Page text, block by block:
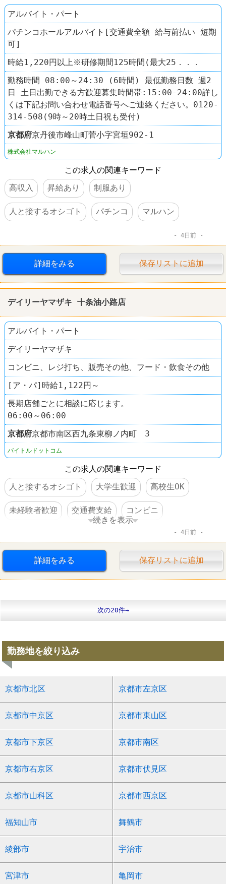
アルバイト・パート
パチンコホールアルバイト[交通費全額 給与前払い 短期
可]
時給1,220円以上※研修期間125時間(最大25．．．
勤務時間 08:00～24:30 (6時間) 最低勤務日数 週2
日 土日出勤できる方歓迎募集時間帯:15:00-24:00詳し
くは下記お問い合わせ電話番号へご連絡ください。0120-
314-508(9時～20時土日祝も受付)
京都府京丹後市峰山町菅小字宮垣902-1
株式会社マルハン
この求人の関連キーワード
高収入
昇給あり 制服あり
人と接するオシゴト パチンコ マルハン
4日前
詳細をみる 保存リストに追加
デイリーヤマザキ 十条油小路店
アルバイト・パート
デイリーヤマザキ
コンビニ、レジ打ち、販売その他、フード・飲食その他
[ア・パ]時給1,122円～
長期店舗ごとに相談に応じます。
06:00～06:00
京都府京都市南区西九条東柳ノ内町 3
バイトルドットコム
この求人の関連キーワード
人と接するオシゴト
大学生歓迎 高校生OK
未経験者歓迎 交通費支給 コンビニ
続きを表示
4日前
詳細をみる 保存リストに追加
次の20件→
勤務地を絞り込み
京都市北区 京都市左京区
京都市中京区 京都市東山区
京都市下京区 京都市南区
京都市右京区 京都市伏見区
京都市山科区 京都市西京区
福知山市 舞鶴市
綾部市 宇治市
宮津市 亀岡市